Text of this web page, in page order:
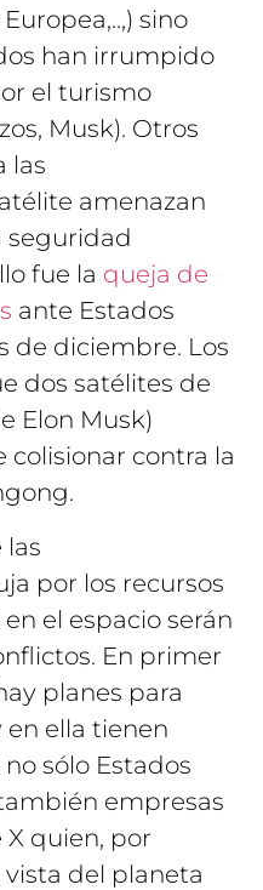
sino
han irrumpido
el turismo
Musk). Otros
las
amenazan
seguridad
fue la queja de
ante Estados
de diciembre. Los
dos satélites de
Elon Musk)
contra la
las
por los recursos
el espacio serán
En primer
planes para
en ella tienen
sólo Estados
empresas
quien, por
del planeta